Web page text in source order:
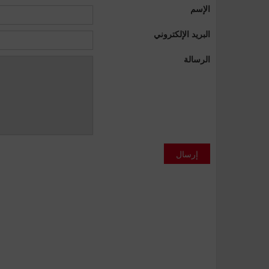
الإسم
البريد الإلكتروني
الرسالة
إرسال